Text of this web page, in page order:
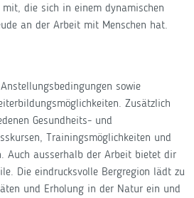
die sich in einem dynamischen
an der Arbeit mit Menschen hat.
sowie
Zusätzlich
Gesundheits- und
Trainingsmöglichkeiten und
Auch ausserhalb der Arbeit bietet dir
Die eindrucksvolle Bergregion lädt zu
und Erholung in der Natur ein und